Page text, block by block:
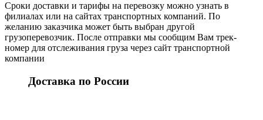
Сроки доставки и тарифы на перевозку можно узнать в
филиалах или на сайтах транспортных компаний. По
желанию заказчика может быть выбран другой
грузоперевозчик. После отправки мы сообщим Вам трек-
номер для отслеживания груза через сайт транспортной
компании
Доставка по России